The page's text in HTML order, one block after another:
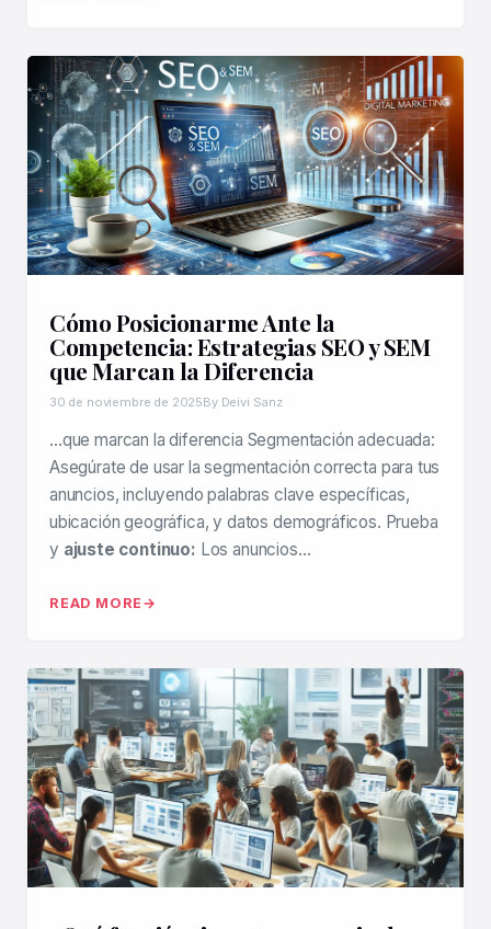
Cómo Posicionarme Ante la
Competencia: Estrategias SEO y SEM
que Marcan la Diferencia
30 de noviembre de 2025By Deivi Sanz
…que marcan la diferencia Segmentación adecuada:
Asegúrate de usar la segmentación correcta para tus
anuncios, incluyendo palabras clave específicas,
ubicación geográfica, y datos demográficos. Prueba
y ajuste continuo: Los anuncios…
READ MORE